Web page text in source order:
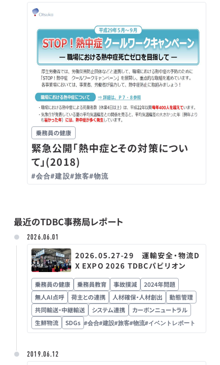
乗務員の健康
緊急公開「熱中症とその対策につい
て」(2018)
#会合#建設#旅客#物流
最近のTDBC事務局レポート
2026.06.01
2026.05.27-29 運輸安全・物流D
X EXPO 2026 TDBCパビリオン
乗務員の健康 乗務員教育 事故撲減
2024年問題
無人AI点呼
荷主との連携 人材確保・人材創出
動態管理
共同輸送・中継輸送
システム連携
カーボンニュートラル
生鮮物流
SDGs #会合#建設#旅客#物流#イベントレポート
2019.06.12